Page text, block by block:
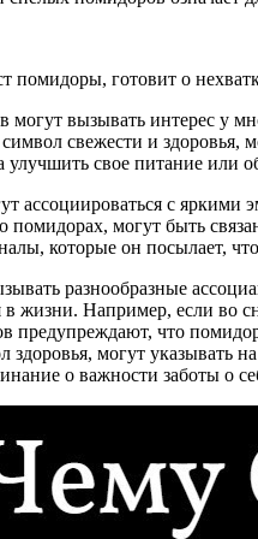
помидоры, готовит о
вызывать интерес у
свежести и здоровья,
улучшить свое питание или
ассоциироваться с
помидорах, могут быть
которые он посылает,
разнообразные
жизни. Например, если во
предупреждают, что
могут указывать
о важности заботы о